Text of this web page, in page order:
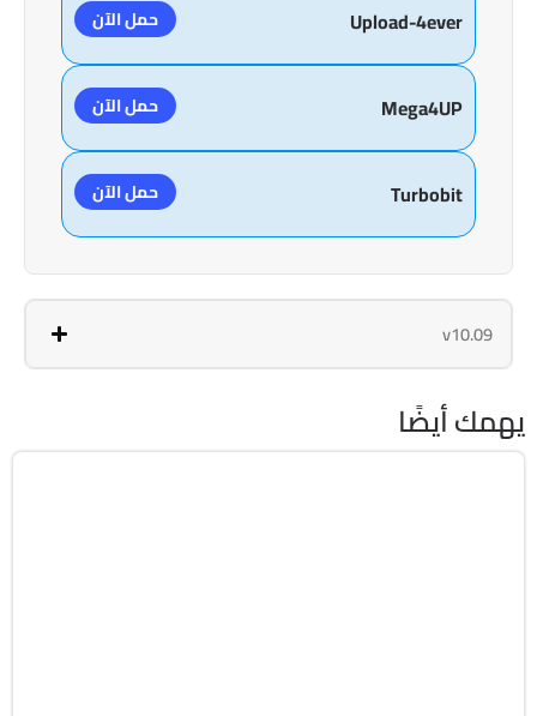
Upload-4ever حمل الآن
Mega4UP حمل الآن
Turbobit حمل الآن
v10.09
يهمك أيضًا